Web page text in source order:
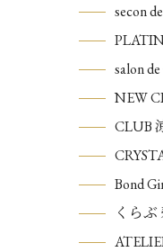
secon
salon
NEW
CLUB
Bond
くらぶ